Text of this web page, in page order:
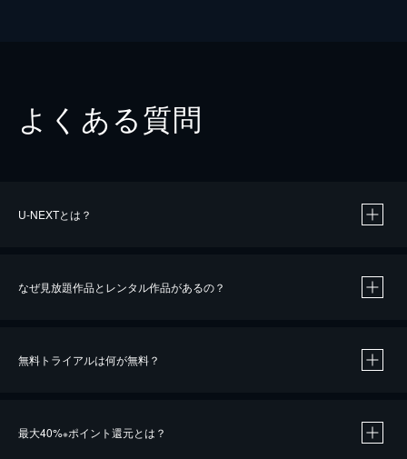
よくある質問
U-NEXTとは？
なぜ見放題作品とレンタル作品があるの？
無料トライアルは何が無料？
最大40%※ポイント還元とは？